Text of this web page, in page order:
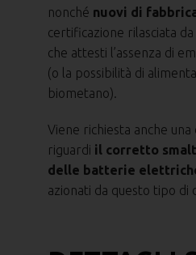
nonché nuovi di
certificazione rilasciata
che attesti l’assenza di
(o la possibilità di
biometano).
Viene richiesta anche una
riguardi il corretto
delle batterie
azionati da questo tipo di